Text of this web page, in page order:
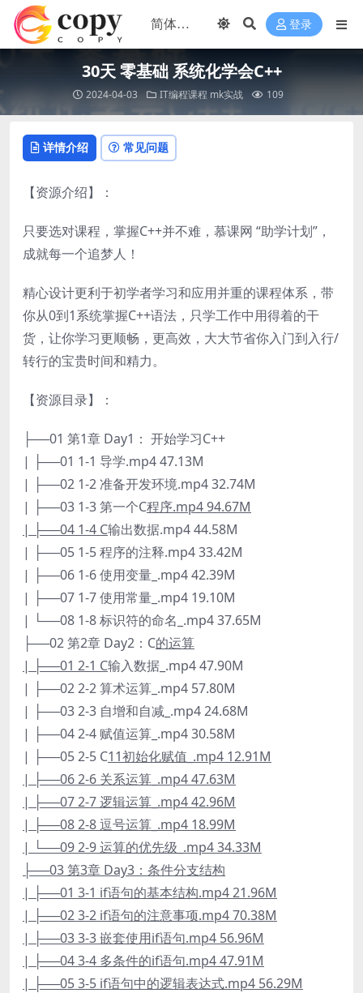
登录
30天 零基础 系统化学会C++
2024-04-03 IT编程课程 mk实战 109
详情介绍 常见问题
【资源介绍】：
只要选对课程，掌握C++并不难，慕课网 “助学计划”，
成就每一个追梦人！
精心设计更利于初学者学习和应用并重的课程体系，带
你从0到1系统掌握C++语法，只学工作中用得着的干
货，让你学习更顺畅，更高效，大大节省你入门到入行/
转行的宝贵时间和精力。
【资源目录】：
├──01 第1章 Day1： 开始学习C++
| ├──01 1-1 导学.mp4 47.13M
| ├──02 1-2 准备开发环境.mp4 32.74M
| ├──03 1-3 第一个C程序.mp4 94.67M
| ├──04 1-4 C输出数据.mp4 44.58M
| ├──05 1-5 程序的注释.mp4 33.42M
| ├──06 1-6 使用变量_.mp4 42.39M
| ├──07 1-7 使用常量_.mp4 19.10M
| └──08 1-8 标识符的命名_.mp4 37.65M
├──02 第2章 Day2：C的运算
| ├──01 2-1 C输入数据_.mp4 47.90M
| ├──02 2-2 算术运算_.mp4 57.80M
| ├──03 2-3 自增和自减_.mp4 24.68M
| ├──04 2-4 赋值运算_.mp4 30.58M
| ├──05 2-5 C11初始化赋值_.mp4 12.91M
| ├──06 2-6 关系运算_.mp4 47.63M
| ├──07 2-7 逻辑运算_.mp4 42.96M
| ├──08 2-8 逗号运算_.mp4 18.99M
| └──09 2-9 运算的优先级_.mp4 34.33M
├──03 第3章 Day3：条件分支结构
| ├──01 3-1 if语句的基本结构.mp4 21.96M
| ├──02 3-2 if语句的注意事项.mp4 70.38M
| ├──03 3-3 嵌套使用if语句.mp4 56.96M
| ├──04 3-4 多条件的if语句.mp4 47.91M
| ├──05 3-5 if语句中的逻辑表达式.mp4 56.29M